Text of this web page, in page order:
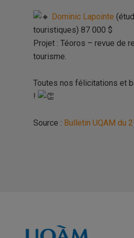
Dominic Lapointe
touristiques) 87 000 $
Projet : Téoros – revue de
tourisme.
Toutes nos félicitations et
!
Source : Bulletin UQAM du